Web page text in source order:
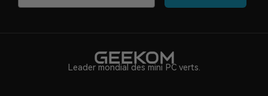
Leader mondial des mini PC verts.